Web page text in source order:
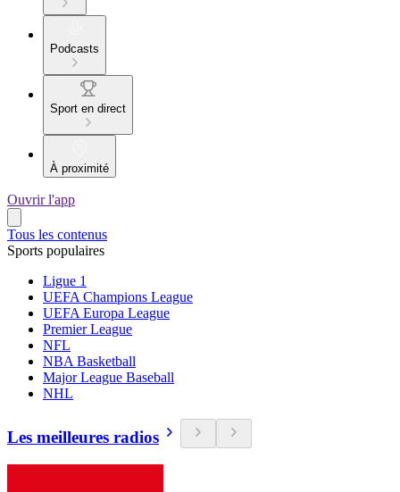
Podcasts
Sport en direct
À proximité
Ouvrir l'app
Tous les contenus
Sports populaires
Ligue 1
UEFA Champions League
UEFA Europa League
Premier League
NFL
NBA Basketball
Major League Baseball
NHL
Les meilleures radios